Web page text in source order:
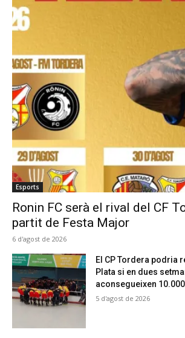
Esports
Ronin FC serà el rival del CF
partit de Festa Major
6 d'agost de 2026
El CP Tordera podria
Plata si en dues
aconsegueixen
5 d'agost de 2026